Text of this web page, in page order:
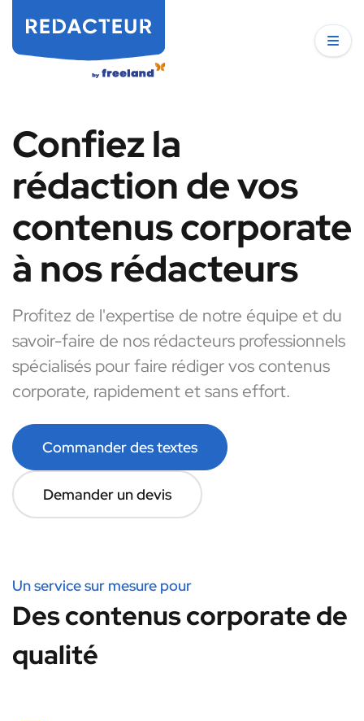
Confiez la
rédaction de vos
contenus corporate
à nos rédacteurs
Profitez de l'expertise de notre équipe et du
savoir-faire de nos rédacteurs professionnels
spécialisés pour faire rédiger vos contenus
corporate, rapidement et sans effort.
Commander des textes
Demander un devis
Un service sur mesure pour
Des contenus corporate de
qualité